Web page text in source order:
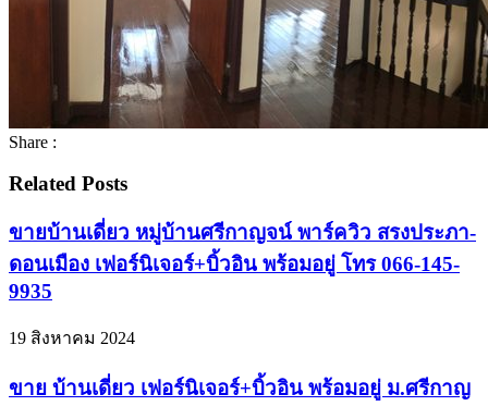
Share :
Related Posts
ขายบ้านเดี่ยว หมู่บ้านศรีกาญจน์ พาร์ควิว สรงประภา-
ดอนเมือง เฟอร์นิเจอร์+บิ้วอิน พร้อมอยู่ โทร 066-145-
9935
19 สิงหาคม 2024
ขาย บ้านเดี่ยว เฟอร์นิเจอร์+บิ้วอิน พร้อมอยู่ ม.ศรีกาญ